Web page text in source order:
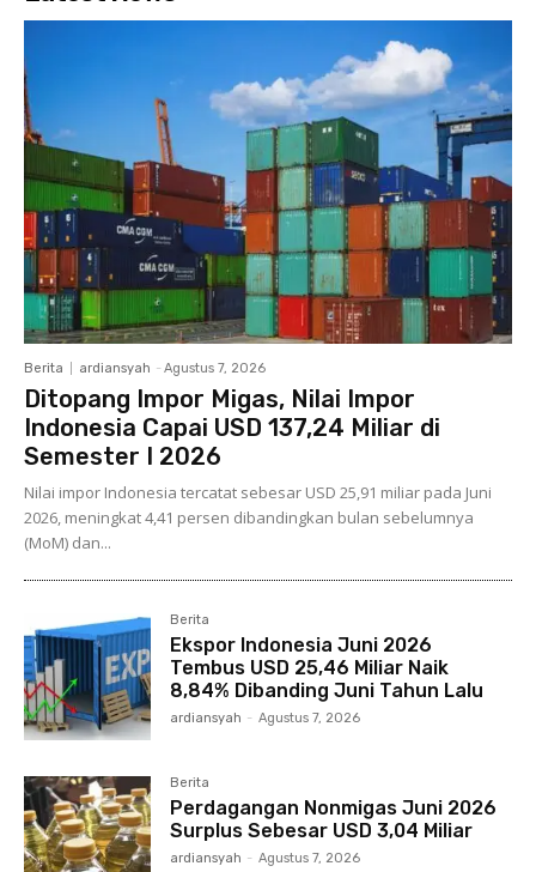
Berita ardiansyah - Agustus 7, 2026
Ditopang Impor Migas, Nilai Impor
Indonesia Capai USD 137,24 Miliar di
Semester I 2026
Nilai impor Indonesia tercatat sebesar USD 25,91 miliar pada Juni
2026, meningkat 4,41 persen dibandingkan bulan sebelumnya
(MoM) dan...
Berita
Ekspor Indonesia Juni 2026
Tembus USD 25,46 Miliar Naik
8,84% Dibanding Juni Tahun Lalu
ardiansyah - Agustus 7, 2026
Berita
Perdagangan Nonmigas Juni 2026
Surplus Sebesar USD 3,04 Miliar
ardiansyah - Agustus 7, 2026